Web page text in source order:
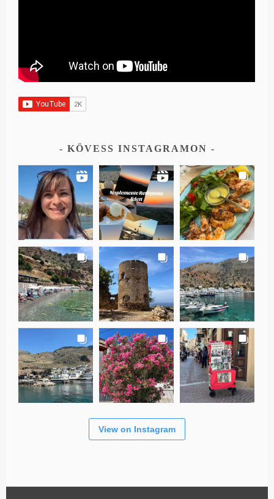
KÖVESS INSTAGRAMON
View on Instagram